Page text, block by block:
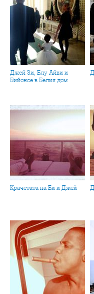
Джей Зи, Блу Айви и
Бийонсе в Белия дом
Крачетата на Би и Джей